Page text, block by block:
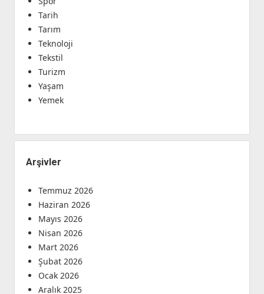
Tarih
Tarım
Teknoloji
Tekstil
Turizm
Yaşam
Yemek
Arşivler
Temmuz 2026
Haziran 2026
Mayıs 2026
Nisan 2026
Mart 2026
Şubat 2026
Ocak 2026
Aralık 2025